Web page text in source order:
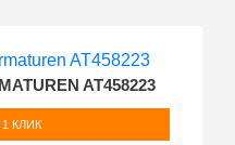
AT458223
КЛИК